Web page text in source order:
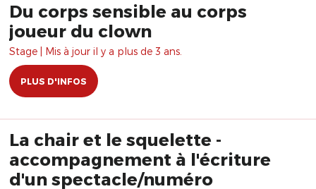
Du corps sensible au corps
joueur du clown
Stage | Mis à jour il y a plus de 3 ans.
PLUS D'INFOS
La chair et le squelette -
accompagnement à l'écriture
d'un spectacle/numéro